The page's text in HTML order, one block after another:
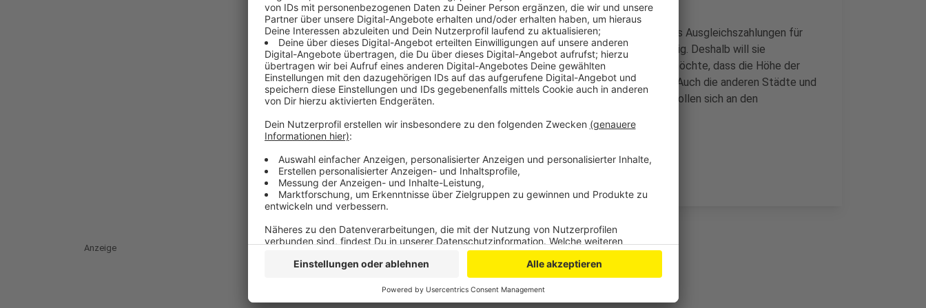
Darin wird unter anderem geregelt, wie viel Geld die Kommunen als Ausgleichszahlungen für
ihre Arbeit bekommen. Und das, so die Stadt Bornheim, ist zu wenig. Deshalb will sie
Beschwerde gegen die Neufassung des Gesetzes einlegen. Sie möchte, dass die Höhe der
Kostenerstattung an den Bedarf der Kommunen angepasst wird. Auch die anderen Städte und
Gemeinden im Rhein-Sieg-Kreis unterstützen das Vorhaben. Sie wollen sich an den
Anzeige